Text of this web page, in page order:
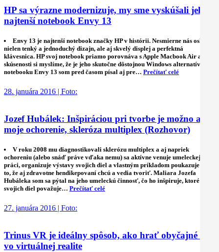
HP sa výrazne modernizuje, my sme vyskúšali jeho
najtenší notebook Envy 13
Envy 13 je najtenší notebook značky HP v histórii. Nesmierne nás oslovil
nielen tenký a jednoduchý dizajn, ale aj skvelý displej a perfektná
klávesnica. HP svoj notebook priamo porovnáva s Apple Macbook Air a po
skúsenosti si myslíme, že je jeho skutočne dôstojnou Windows alternatívou. O
notebooku Envy 13 som pred časom písal aj pre… Prečítať celé
28. januára 2016 | Foto:
Jozef Hubálek: Inšpiráciou pri tvorbe je možno aj
moje ochorenie, skleróza multiplex (Rozhovor)
V roku 2008 mu diagnostikovali sklerózu multiplex a aj napriek
ochoreniu (alebo snáď práve vďaka nemu) sa aktívne venuje umeleckej
práci, organizuje výstavy svojich diel a vlastným príkladom poukazuje na
to, že aj zdravotne hendikepovaní chcú a vedia tvoriť. Maliara Jozefa
Hubáleka som sa pýtal na jeho umeleckú činnosť, čo ho inšpiruje, ktoré zo
svojich diel považuje… Prečítať celé
27. januára 2016 | Foto:
Trinus VR je ideálny spôsob, ako hrať obyčajné hry
vo virtuálnej realite